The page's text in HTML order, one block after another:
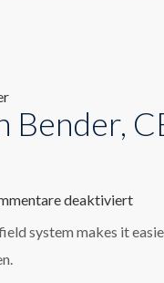
Bender,
deaktiviertfür
system makes it